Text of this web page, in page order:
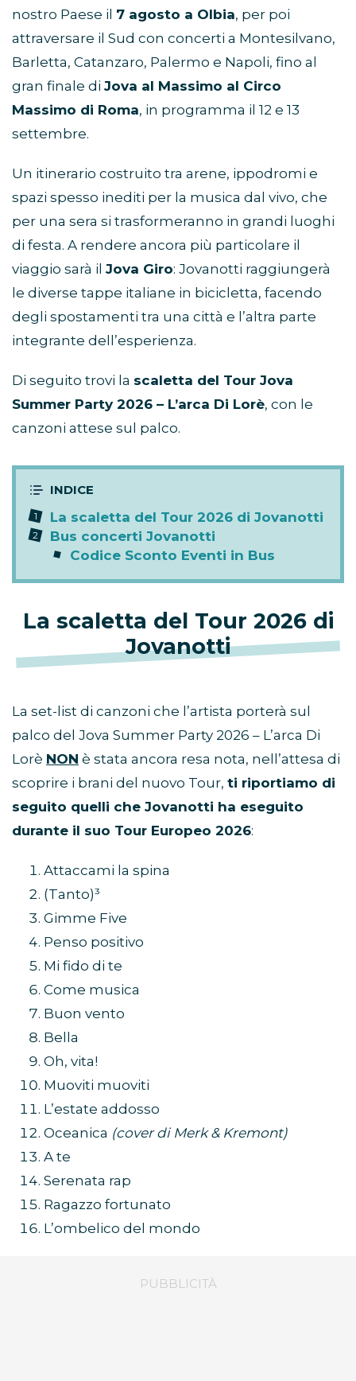
nostro Paese il 7 agosto a Olbia, per poi
attraversare il Sud con concerti a Montesilvano,
Barletta, Catanzaro, Palermo e Napoli, fino al
gran finale di Jova al Massimo al Circo
Massimo di Roma, in programma il 12 e 13
settembre.
Un itinerario costruito tra arene, ippodromi e
spazi spesso inediti per la musica dal vivo, che
per una sera si trasformeranno in grandi luoghi
di festa. A rendere ancora più particolare il
viaggio sarà il Jova Giro: Jovanotti raggiungerà
le diverse tappe italiane in bicicletta, facendo
degli spostamenti tra una città e l’altra parte
integrante dell’esperienza.
Di seguito trovi la scaletta del Tour Jova
Summer Party 2026 – L’arca Di Lorè, con le
canzoni attese sul palco.
La scaletta del Tour 2026 di Jovanotti
Bus concerti Jovanotti
Codice Sconto Eventi in Bus
La scaletta del Tour 2026 di
Jovanotti
La set-list di canzoni che l’artista porterà sul
palco del Jova Summer Party 2026 – L’arca Di
Lorè NON è stata ancora resa nota, nell’attesa di
scoprire i brani del nuovo Tour, ti riportiamo di
seguito quelli che Jovanotti ha eseguito
durante il suo Tour Europeo 2026:
Attaccami la spina
(Tanto)³
Gimme Five
Penso positivo
Mi fido di te
Come musica
Buon vento
Bella
Oh, vita!
Muoviti muoviti
L’estate addosso
Oceanica (cover di Merk & Kremont)
A te
Serenata rap
Ragazzo fortunato
L’ombelico del mondo